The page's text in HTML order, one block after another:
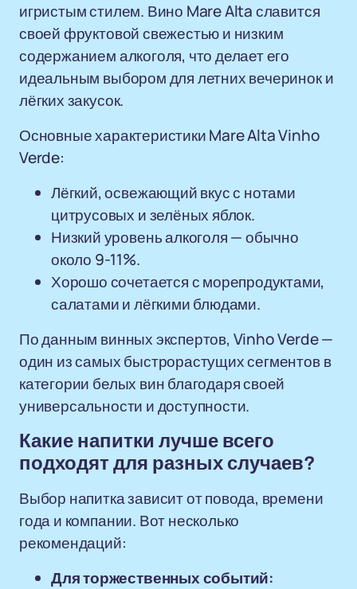
игристым стилем. Вино Mare Alta славится
своей фруктовой свежестью и низким
содержанием алкоголя, что делает его
идеальным выбором для летних вечеринок и
лёгких закусок.
Основные характеристики Mare Alta Vinho
Verde:
Лёгкий, освежающий вкус с нотами
цитрусовых и зелёных яблок.
Низкий уровень алкоголя — обычно
около 9-11%.
Хорошо сочетается с морепродуктами,
салатами и лёгкими блюдами.
По данным винных экспертов, Vinho Verde —
один из самых быстрорастущих сегментов в
категории белых вин благодаря своей
универсальности и доступности.
Какие напитки лучше всего
подходят для разных случаев?
Выбор напитка зависит от повода, времени
года и компании. Вот несколько
рекомендаций:
Для торжественных событий: